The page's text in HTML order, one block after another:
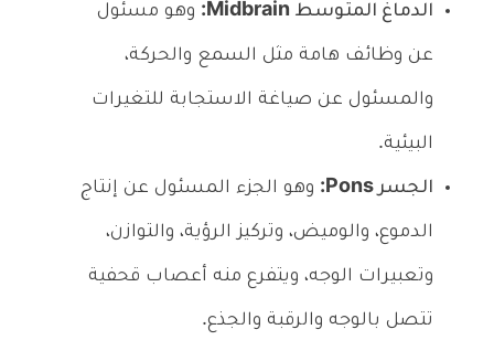
الدماغ المتوسط Midbrain: وهو مسئول
عن وظائف هامة مثل السمع والحركة،
والمسئول عن صياغة الاستجابة للتغيرات
البيئية.
الجسر Pons: وهو الجزء المسئول عن إنتاج
الدموع، والوميض، وتركيز الرؤية، والتوازن،
وتعبيرات الوجه، ويتفرع منه أعصاب قحفية
تتصل بالوجه والرقبة والجذع.